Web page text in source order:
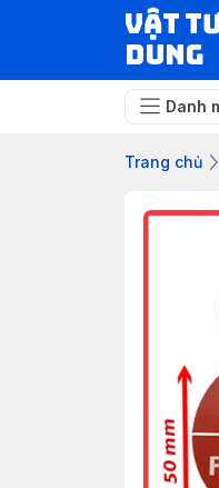
VẬT
DUNG
Danh
Trang chủ